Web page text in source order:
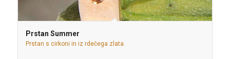
Prstan Summer
Prstan s cirkoni in iz rdečega zlata.